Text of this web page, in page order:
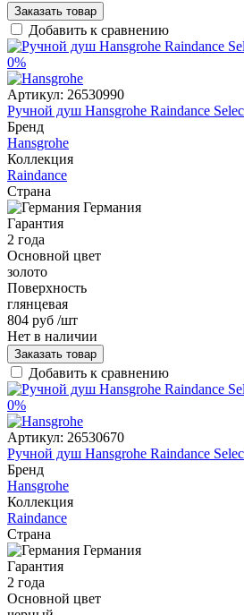
Заказать товар
Добавить к сравнению
0%
Артикул: 26530990
Ручной душ Hansgrohe Raindance
Бренд
Hansgrohe
Коллекция
Raindance
Страна
Германия
Гарантия
2 года
Основной цвет
золото
Поверхность
глянцевая
804 руб /шт
Нет в наличии
Заказать товар
Добавить к сравнению
0%
Артикул: 26530670
Ручной душ Hansgrohe Raindance
Бренд
Hansgrohe
Коллекция
Raindance
Страна
Германия
Гарантия
2 года
Основной цвет